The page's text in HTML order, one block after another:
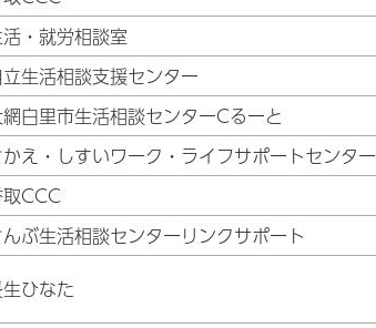
・就労相談室
立生活相談支援センター
白里市生活相談センターCるーと
え・しすいワーク・ライフサポートセンター
CCC
ぶ生活相談センターリンクサポート
ひなた